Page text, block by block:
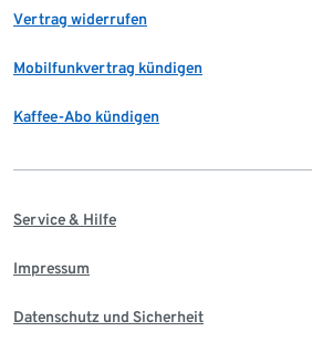
Vertrag widerrufen
Mobilfunkvertrag kündigen
Kaffee-Abo kündigen
Service & Hilfe
Impressum
Datenschutz und Sicherheit